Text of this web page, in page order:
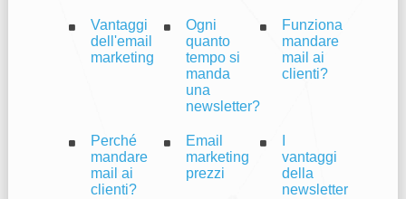
Vantaggi
dell'email
marketing
Ogni
quanto
tempo si
manda
una
newsletter?
Funziona
mandare
mail ai
clienti?
Perché
mandare
mail ai
clienti?
Email
marketing
prezzi
vantaggi
della
newsletter